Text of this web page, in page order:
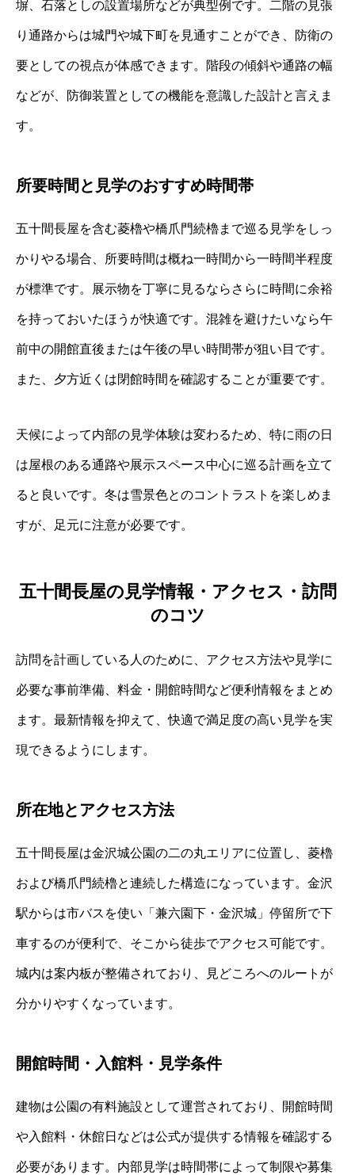
塀、石落としの設置場所などが典型例です。二階の見張
り通路からは城門や城下町を見通すことができ、防衛の
要としての視点が体感できます。階段の傾斜や通路の幅
などが、防御装置としての機能を意識した設計と言えま
す。
所要時間と見学のおすすめ時間帯
五十間長屋を含む菱櫓や橋爪門続櫓まで巡る見学をしっ
かりやる場合、所要時間は概ね一時間から一時間半程度
が標準です。展示物を丁寧に見るならさらに時間に余裕
を持っておいたほうが快適です。混雑を避けたいなら午
前中の開館直後または午後の早い時間帯が狙い目です。
また、夕方近くは閉館時間を確認することが重要です。
天候によって内部の見学体験は変わるため、特に雨の日
は屋根のある通路や展示スペース中心に巡る計画を立て
ると良いです。冬は雪景色とのコントラストを楽しめま
すが、足元に注意が必要です。
五十間長屋の見学情報・アクセス・訪問
のコツ
訪問を計画している人のために、アクセス方法や見学に
必要な事前準備、料金・開館時間など便利情報をまとめ
ます。最新情報を抑えて、快適で満足度の高い見学を実
現できるようにします。
所在地とアクセス方法
五十間長屋は金沢城公園の二の丸エリアに位置し、菱櫓
および橋爪門続櫓と連続した構造になっています。金沢
駅からは市バスを使い「兼六園下・金沢城」停留所で下
車するのが便利で、そこから徒歩でアクセス可能です。
城内は案内板が整備されており、見どころへのルートが
分かりやすくなっています。
開館時間・入館料・見学条件
建物は公園の有料施設として運営されており、開館時間
や入館料・休館日などは公式が提供する情報を確認する
必要があります。内部見学は時間帯によって制限や募集